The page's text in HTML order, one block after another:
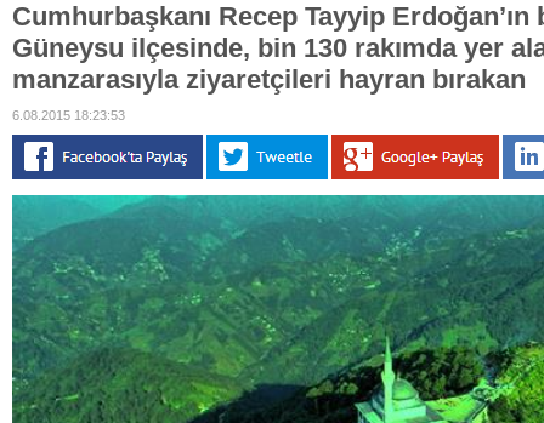
Cumhurbaşkanı Recep Tayyip Erdoğan’ın
Güneysu ilçesinde, bin 130 rakımda yer
manzarasıyla ziyaretçileri hayran bırakan
6.08.2015 18:23:53